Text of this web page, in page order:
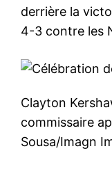
derrière la
4-3 contre les
Clayton
commissaire
Sousa/Imagn